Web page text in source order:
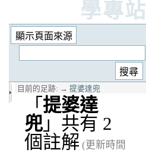
學專站
目前的足跡: → 提婆達兜
「 提婆達
兜」共有 2
個註解 (更新時間